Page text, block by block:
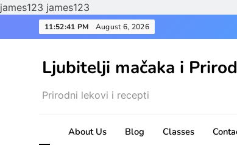
james123 james123
to
11:52:42 PM August 6, 2026
Ljubitelji mačaka i
Prirodni lekovi i recepti
About Us Blog Classes